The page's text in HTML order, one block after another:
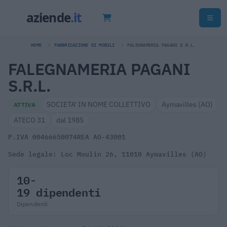
HOME FABBRICAZIONE DI MOBILI FALEGNAMERIA PAGANI S.R.L.
FALEGNAMERIA PAGANI
S.R.L.
ATTIVA SOCIETA' IN NOME COLLETTIVO
Aymavilles (AO)
ATECO 31
dal 1985
P.IVA 00466650074REA AO-43001
Sede legale: Loc Moulin 26, 11010 Aymavilles (AO)
10-
19 dipendenti
Dipendenti